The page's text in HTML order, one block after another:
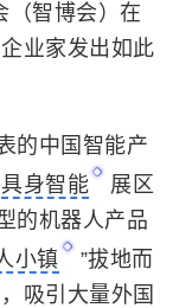
（智博会）在
业家发出如此
的中国智能产
具身智能
展区
的机器人产品
小镇
”拔地而
吸引大量外国